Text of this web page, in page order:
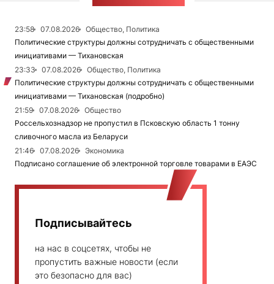
23:58 07.08.2026
Общество, Политика
Политические структуры должны сотрудничать с общественными
инициативами — Тихановская
23:33
07.08.2026
Общество, Политика
Политические структуры должны сотрудничать с общественными
инициативами — Тихановская (подробно)
21:59
07.08.2026
Общество
Россельхознадзор не пропустил в Псковскую область 1 тонну
сливочного масла из Беларуси
21:46
07.08.2026
Экономика
Подписано соглашение об электронной торговле товарами в ЕАЭС
Подписывайтесь
на нас в соцсетях, чтобы не
пропустить важные новости (если
это безопасно для вас)